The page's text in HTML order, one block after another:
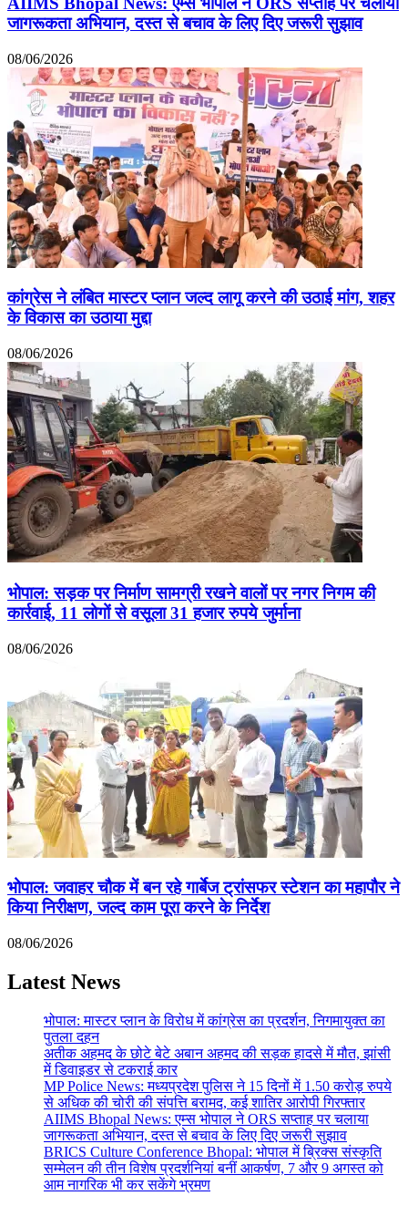
जागरूकता अभियान, दस्त से बचाव के लिए दिए जरूरी सुझाव
08/06/2026
कांग्रेस ने लंबित मास्टर प्लान जल्द लागू करने की उठाई मांग, शहर
के विकास का उठाया मुद्दा
08/06/2026
भोपाल: सड़क पर निर्माण सामग्री रखने वालों पर नगर निगम की
कार्रवाई, 11 लोगों से वसूला 31 हजार रुपये जुर्माना
08/06/2026
भोपाल: जवाहर चौक में बन रहे गार्बेज ट्रांसफर स्टेशन का महापौर ने
किया निरीक्षण, जल्द काम पूरा करने के निर्देश
08/06/2026
Latest News
भोपाल: मास्टर प्लान के विरोध में कांग्रेस का प्रदर्शन, निगमायुक्त का
पुतला दहन
अतीक अहमद के छोटे बेटे अबान अहमद की सड़क हादसे में मौत, झांसी
में डिवाइडर से टकराई कार
MP Police News: मध्यप्रदेश पुलिस ने 15 दिनों में 1.50 करोड़ रुपये
से अधिक की चोरी की संपत्ति बरामद, कई शातिर आरोपी गिरफ्तार
AIIMS Bhopal News: एम्स भोपाल ने ORS सप्ताह पर चलाया
जागरूकता अभियान, दस्त से बचाव के लिए दिए जरूरी सुझाव
BRICS Culture Conference Bhopal: भोपाल में ब्रिक्स संस्कृति
सम्मेलन की तीन विशेष प्रदर्शनियां बनीं आकर्षण, 7 और 9 अगस्त को
आम नागरिक भी कर सकेंगे भ्रमण